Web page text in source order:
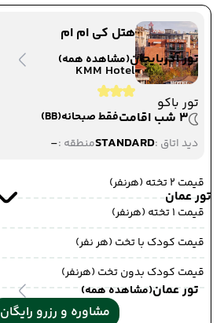
تور آذربایجان(مشاهده همه)
تور باکو
تور عمان
تور عمان(مشاهده همه)
هتل کی ام ام
KMM Hotel
3 شب اقامت
فقط صبحانه(BB)
دید اتاق :STANDARDمنطقه :-
قیمت 2 تخته (هرنفر)
قیمت 1 تخته (هرنفر)
قیمت کودک با تخت (هر نفر)
قیمت کودک بدون تخت (هرنفر)
مشاوره و رزرو رایگان